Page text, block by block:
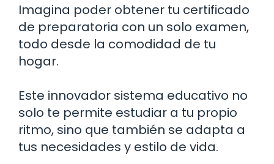
Imagina poder obtener tu certificado
de preparatoria con un solo examen,
todo desde la comodidad de tu
hogar.
Este innovador sistema educativo no
solo te permite estudiar a tu propio
ritmo, sino que también se adapta a
tus necesidades y estilo de vida.